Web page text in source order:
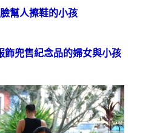
幫人擦鞋的小孩
飾兜售紀念品的婦女與小孩